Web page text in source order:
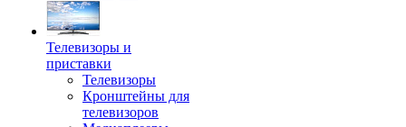
Телевизоры и
приставки
Телевизоры
Кронштейны для
телевизоров